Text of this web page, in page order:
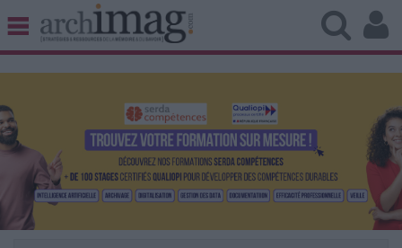
BIBLIOTHÈQUE ÉDITION
UNIVERS DATA
TRAVAIL COLLABORATIF
VIE NUMÉRIQUE
NUMÉRIQUE RESPONSABLE